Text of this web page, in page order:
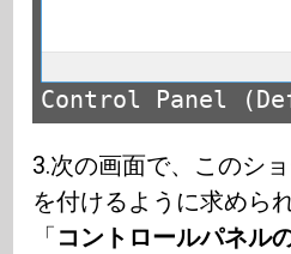
Control Panel
3.次の画面で、このシ
を付けるように求めら
「 コントロールパネル